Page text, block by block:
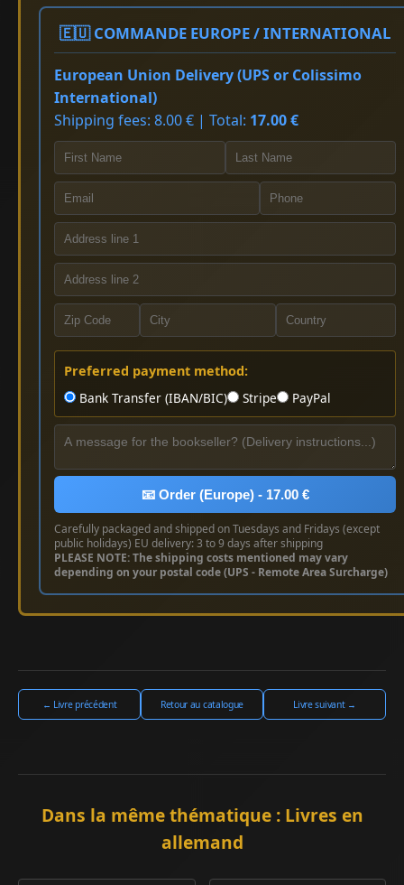
🇪🇺 COMMANDE EUROPE / INTERNATIONAL
European Union Delivery (UPS or Colissimo
International)
Shipping fees: 8.00 € | Total: 17.00 €
Preferred payment method:
Bank Transfer (IBAN/BIC)
Stripe PayPal
📧 Order (Europe) - 17.00 €
Carefully packaged and shipped on Tuesdays and Fridays (except
public holidays) EU delivery: 3 to 9 days after shipping
PLEASE NOTE: The shipping costs mentioned may vary
depending on your postal code (UPS - Remote Area Surcharge)
← Livre précédent Retour au catalogue Livre suivant →
Dans la même thématique : Livres en
allemand